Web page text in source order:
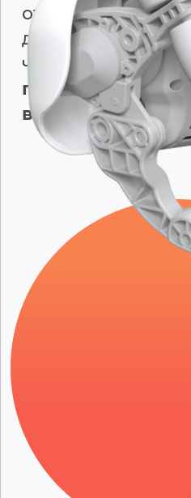
от деликатного
до
что создает
в домашних